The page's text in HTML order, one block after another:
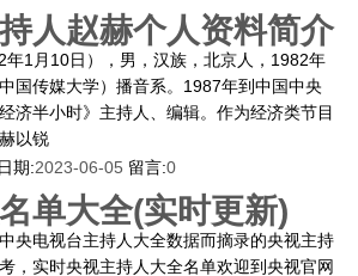
人赵赫个人资料简介
1月10日），男，汉族，北京人，1982年
国传媒大学）播音系。1987年到中国中央
济半小时》主持人、编辑。作为经济类节目
以锐
日期:2023-06-05 留言:0
单大全(实时更新)
央电视台主持人大全数据而摘录的央视主持
，实时央视主持人大全名单欢迎到央视官网